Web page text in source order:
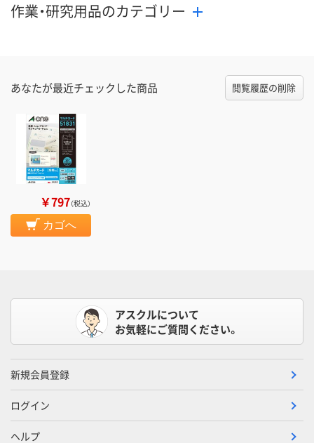
作業・研究用品のカテゴリー
あなたが最近チェックした商品 閲覧履歴の削除
￥797（税込）
カゴへ
アスクルについて
お気軽にご質問ください。
新規会員登録
ログイン
ヘルプ